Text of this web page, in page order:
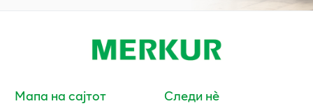
Мапа на сајтот Следи нè